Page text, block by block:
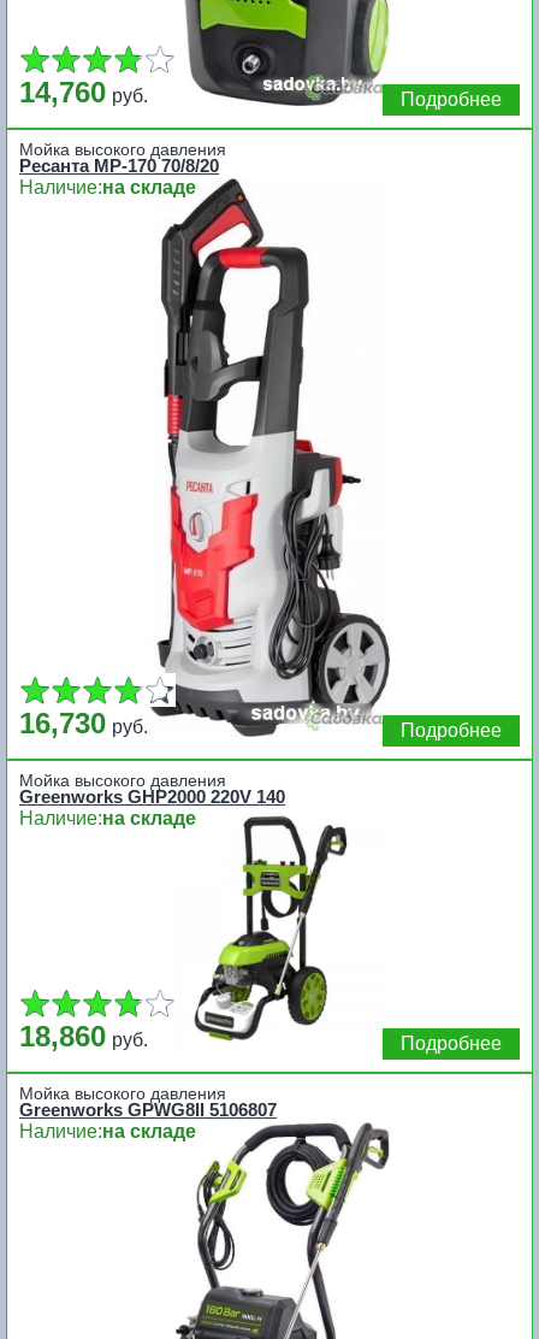
14,760 руб. Подробнее
Мойка высокого давления
Ресанта МР-170 70/8/20
Наличие:на складе
16,730 руб. Подробнее
Мойка высокого давления
Greenworks GHP2000 220V 140
Наличие:на складе
18,860 руб. Подробнее
Мойка высокого давления
Greenworks GPWG8II 5106807
Наличие:на складе